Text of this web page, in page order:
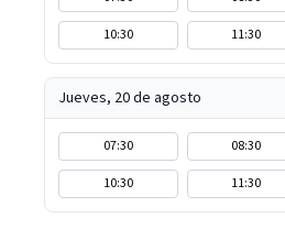
10:30
11:30
Jueves, 20 de agosto
07:30 08:30
10:30
11:30